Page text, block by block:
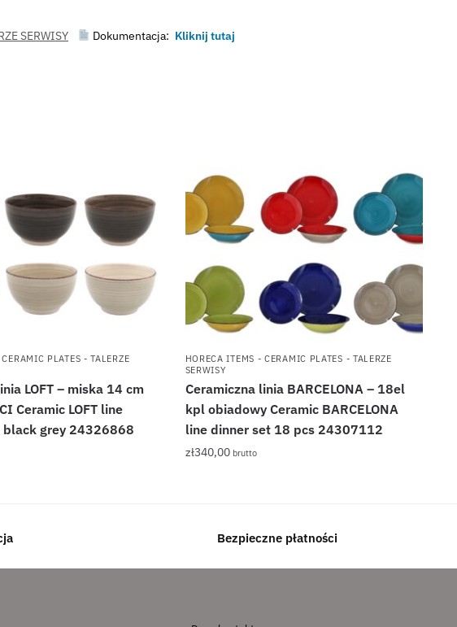
SERWISY Dokumentacja: Kliknij tutaj
PLATES - TALERZE
LOFT – miska 14 cm
Ceramic LOFT line
black grey 24326868
HORECA ITEMS - CERAMIC PLATES - TALERZE
SERWISY
Ceramiczna linia BARCELONA – 18el
kpl obiadowy Ceramic BARCELONA
line dinner set 18 pcs 24307112
zł340,00 brutto
Bezpieczne płatności